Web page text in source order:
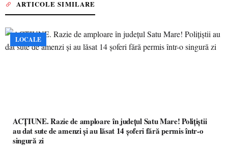
ARTICOLE SIMILARE
LOCALE
ACȚIUNE. Razie de amploare în județul Satu Mare! Polițiștii
au dat sute de amenzi și au lăsat 14 șoferi fără permis într-o
singură zi